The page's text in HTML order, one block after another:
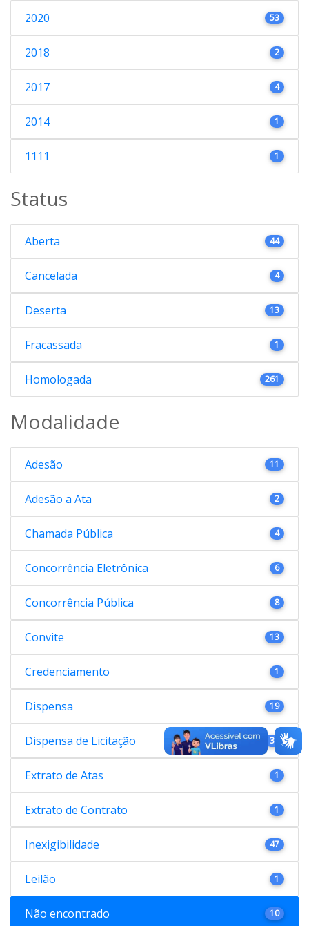
2020 53
2018 2
2017 4
2014 1
1111 1
Status
Aberta 44
Cancelada 4
Deserta 13
Fracassada 1
Homologada 261
Modalidade
Adesão 11
Adesão a Ata 2
Chamada Pública 4
Concorrência Eletrônica 6
Concorrência Pública 8
Convite 13
Credenciamento 1
Dispensa 19
Dispensa de Licitação 38
Extrato de Atas 1
Extrato de Contrato 1
Inexigibilidade 47
Leilão 1
Não encontrado 10